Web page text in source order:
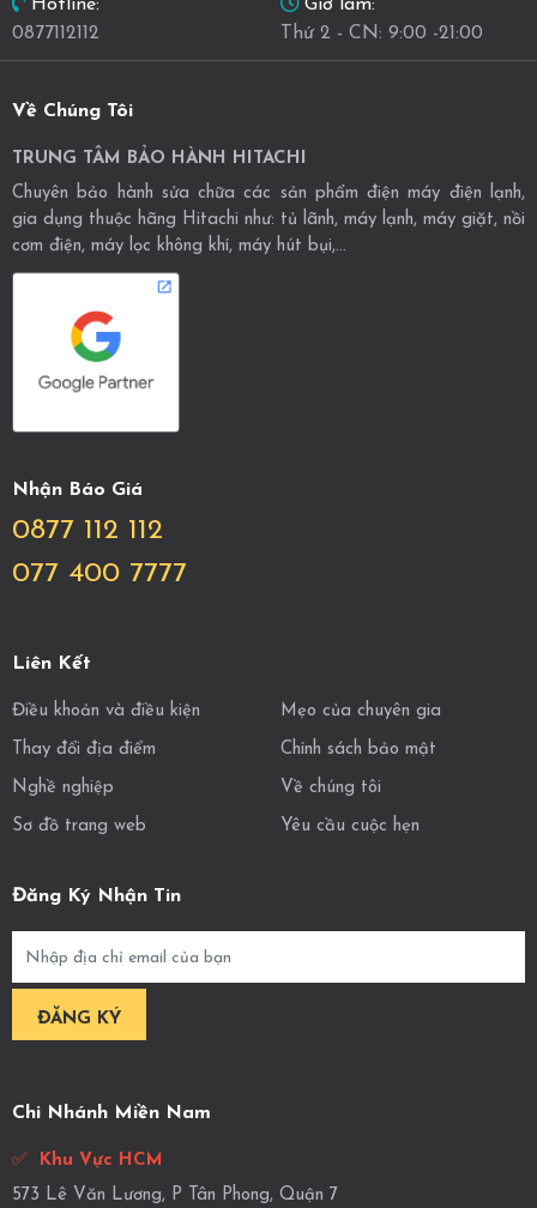
Hotline:
0877112112
Giờ làm:
Thứ 2 - CN: 9:00 -21:00
Về Chúng Tôi
TRUNG TÂM BẢO HÀNH HITACHI
Chuyên bảo hành sửa chữa các sản phẩm điện máy điện lạnh,
gia dụng thuộc hãng Hitachi như: tủ lãnh, máy lạnh, máy giặt, nồi
cơm điện, máy lọc không khí, máy hút bụi,...
Nhận Báo Giá
0877 112 112
077 400 7777
Liên Kết
Điều khoản và điều kiện Mẹo của chuyên gia
Thay đổi địa điểm Chính sách bảo mật
Nghề nghiệp Về chúng tôi
Sơ đồ trang web Yêu cầu cuộc hẹn
Đăng Ký Nhận Tin
Chi Nhánh Miền Nam
✅ Khu Vực HCM
573 Lê Văn Lương, P Tân Phong, Quận 7